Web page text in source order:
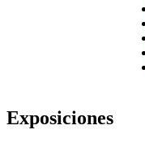
Exposiciones